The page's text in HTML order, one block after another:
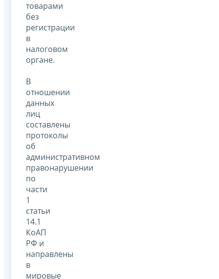
товарами
без
регистрации
в
налоговом
органе.
В
отношении
данных
лиц
составлены
протоколы
об
административном
правонарушении
по
части
1
статьи
14.1
КоАП
РФ и
направлены
в
мировые